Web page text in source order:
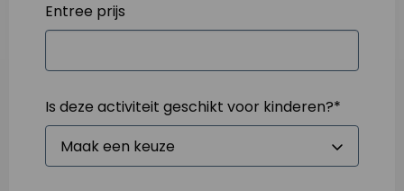
Entree prijs
Is deze activiteit geschikt voor kinderen?*